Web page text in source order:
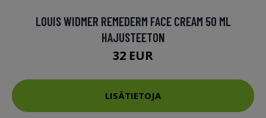
LOUIS WIDMER REMEDERM FACE CREAM 50 ML
HAJUSTEETON
32 EUR
LISÄTIETOJA